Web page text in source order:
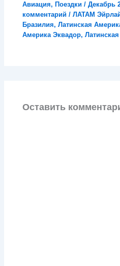
Авиация, Поездки /Декабрь
комментарий /ЛАТАМ
Бразилия,Латинская
Америка Эквадор,
Оставить